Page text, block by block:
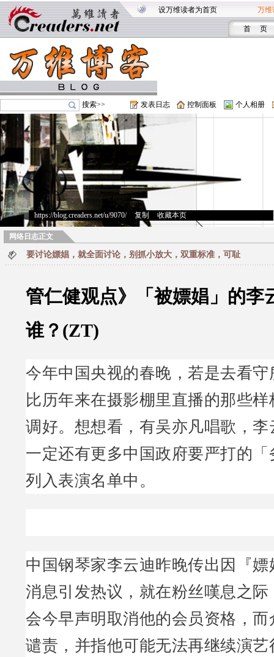
设万维读者为首页 万维
首 页
搜索>> 发表日志 控制面板 个人相册
https://blog.creaders.net/u/9070/> 复制 收藏本页
网络日志正文
要讨论嫖娼，就全面讨论，别抓小放大，双重标准，可耻
管仁健观点》「被嫖娼」的李
谁？(ZT)
今年中国央视的春晚，若是去看
比历年来在摄影棚里直播的那些
调好。想想看，有吴亦凡唱歌，
一定还有更多中国政府要严打的
列入表演名单中。
中国钢琴家李云迪昨晚传出因『
消息引发热议，就在粉丝嘆息之
会今早声明取消他的会员资格，
谴责，并指他可能无法再继续演艺